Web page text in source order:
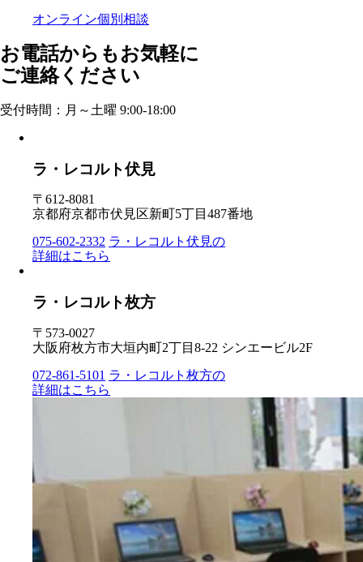
オンライン個別相談
お電話からもお気軽に
ご連絡ください
受付時間：月～土曜 9:00-18:00
ラ・レコルト伏見
〒612-8081
京都府京都市伏見区新町5丁目487番地
075-602-2332 ラ・レコルト伏見の
詳細はこちら
ラ・レコルト枚方
〒573-0027
大阪府枚方市大垣内町2丁目8-22 シンエービル2F
072-861-5101 ラ・レコルト枚方の
詳細はこちら